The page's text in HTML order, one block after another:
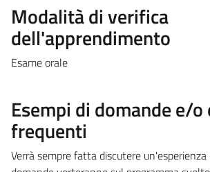
Modalità di verifica
dell'apprendimento
Esame orale
Esempi di domande e/o
frequenti
Verrà sempre fatta discutere